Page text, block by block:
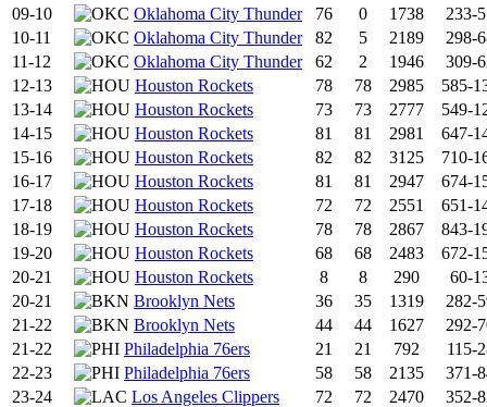
09-10
Oklahoma City Thunder 76 0 1738
233-
10-11
Oklahoma City Thunder 82 5 2189
298-
11-12
Oklahoma City Thunder 62 2 1946
309-
12-13
Houston Rockets 78 78 2985
585-
13-14
Houston Rockets 73 73 2777
549-
14-15
Houston Rockets 81 81 2981
647-
15-16
Houston Rockets 82 82 3125
710-
16-17
Houston Rockets 81 81 2947
674-
17-18
Houston Rockets 72 72 2551
651-
18-19
Houston Rockets 78 78 2867
843-
19-20
Houston Rockets 68 68 2483
672-
20-21
Houston Rockets 8 8 290
60-
20-21
Brooklyn Nets 36 35 1319
282-
21-22
Brooklyn Nets 44 44 1627
292-
21-22
Philadelphia 76ers 21 21 792
115-
22-23
Philadelphia 76ers 58 58 2135
371-
23-24
Los Angeles Clippers 72 72 2470
352-